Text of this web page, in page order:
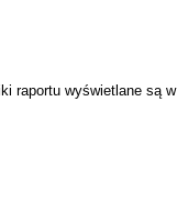
raportu wyświetlane są w